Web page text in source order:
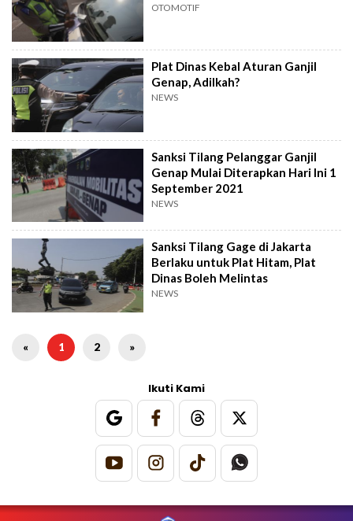
OTOMOTIF
Plat Dinas Kebal Aturan Ganjil
Genap, Adilkah?
NEWS
Sanksi Tilang Pelanggar Ganjil
Genap Mulai Diterapkan Hari Ini 1
September 2021
NEWS
Sanksi Tilang Gage di Jakarta
Berlaku untuk Plat Hitam, Plat
Dinas Boleh Melintas
NEWS
« 1 2 »
Ikuti Kami